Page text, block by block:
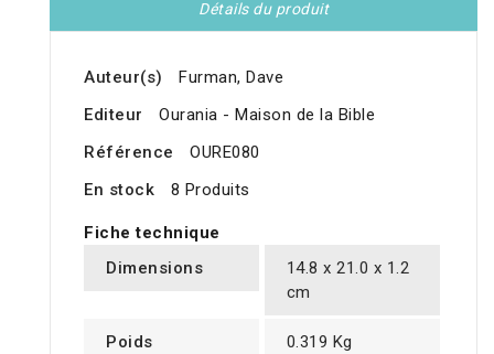
Détails du produit
Auteur(s)
Furman, Dave
Editeur
Ourania - Maison de la Bible
Référence
OURE080
En stock
8 Produits
Fiche technique
Dimensions
14.8 x 21.0 x 1.2
cm
Poids 0.319 Kg